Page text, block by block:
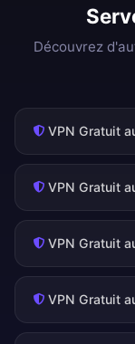
Découvrez
VPN Gratuit
VPN Gratuit
VPN Gratuit
VPN Gratuit